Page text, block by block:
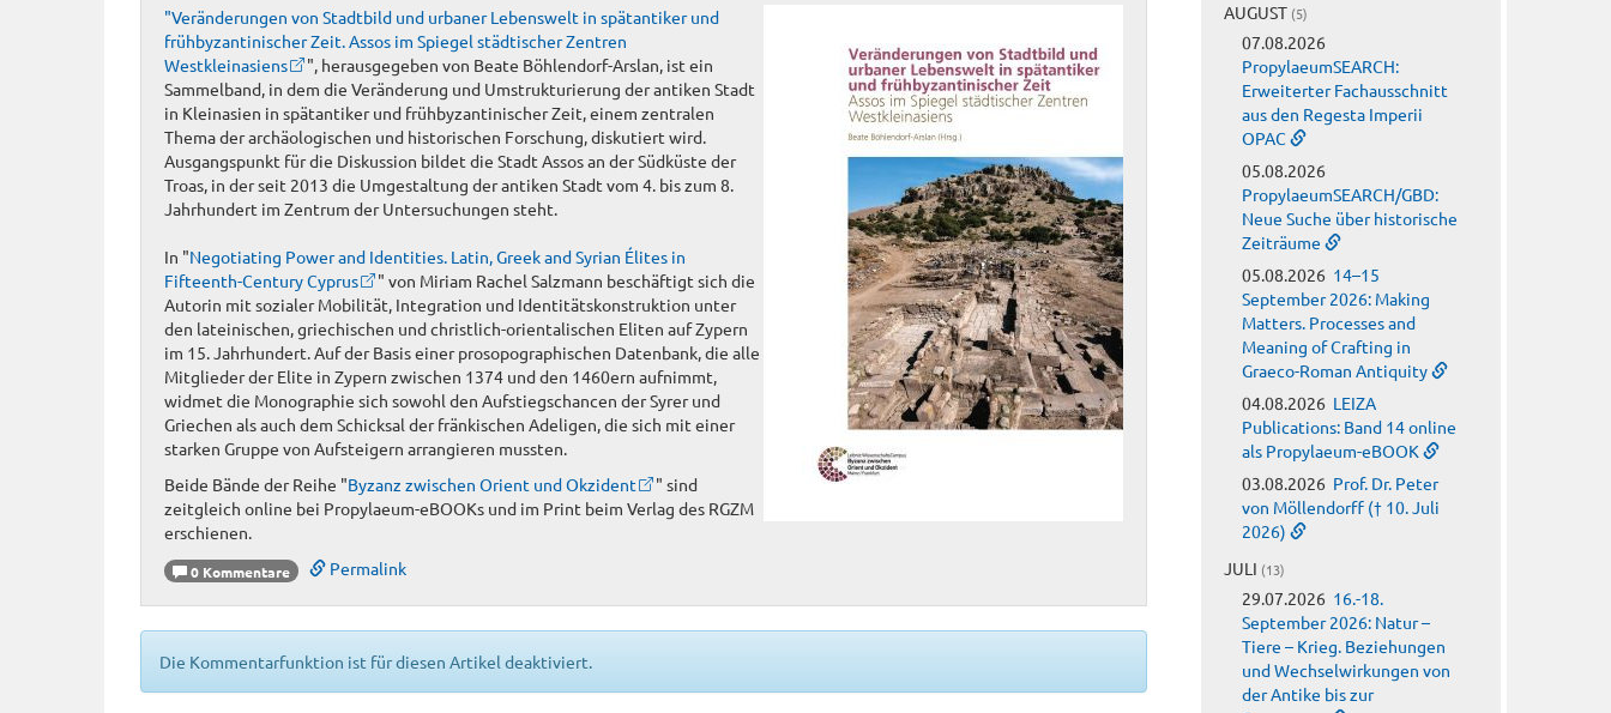
"Veränderungen von Stadtbild und urbaner Lebenswelt in spätantiker und
frühbyzantinischer Zeit. Assos im Spiegel städtischer Zentren
Westkleinasiens
", herausgegeben von Beate Böhlendorf-Arslan, ist ein
Sammelband, in dem die Veränderung und Umstrukturierung der antiken Stadt
in Kleinasien in spätantiker und frühbyzantinischer Zeit, einem zentralen
Thema der archäologischen und historischen Forschung, diskutiert wird.
Ausgangspunkt für die Diskussion bildet die Stadt Assos an der Südküste der
Troas, in der seit 2013 die Umgestaltung der antiken Stadt vom 4. bis zum 8.
Jahrhundert im Zentrum der Untersuchungen steht.
In "Negotiating Power and Identities. Latin, Greek and Syrian Élites in
Fifteenth-Century Cyprus
" von Miriam Rachel Salzmann beschäftigt sich die
Autorin mit sozialer Mobilität, Integration und Identitätskonstruktion unter
den lateinischen, griechischen und christlich-orientalischen Eliten auf Zypern
im 15. Jahrhundert. Auf der Basis einer prosopographischen Datenbank, die alle
Mitglieder der Elite in Zypern zwischen 1374 und den 1460ern aufnimmt,
widmet die Monographie sich sowohl den Aufstiegschancen der Syrer und
Griechen als auch dem Schicksal der fränkischen Adeligen, die sich mit einer
starken Gruppe von Aufsteigern arrangieren mussten.
Beide Bände der Reihe "Byzanz zwischen Orient und Okzident
" sind
zeitgleich online bei Propylaeum-eBOOKs und im Print beim Verlag des RGZM
erschienen.
0 Kommentare Permalink
Die Kommentarfunktion ist für diesen Artikel deaktiviert.
AUGUST (5)
07.08.2026
PropylaeumSEARCH:
Erweiterter Fachausschnitt
aus den Regesta Imperii
OPAC
05.08.2026
PropylaeumSEARCH/GBD:
Neue Suche über historische
Zeiträume
05.08.2026 14–15
September 2026: Making
Matters. Processes and
Meaning of Crafting in
Graeco-Roman Antiquity
04.08.2026 LEIZA
Publications: Band 14 online
als Propylaeum-eBOOK
03.08.2026 Prof. Dr. Peter
von Möllendorff († 10. Juli
2026)
JULI (13)
29.07.2026 16.-18.
September 2026: Natur –
Tiere – Krieg. Beziehungen
und Wechselwirkungen von
der Antike bis zur